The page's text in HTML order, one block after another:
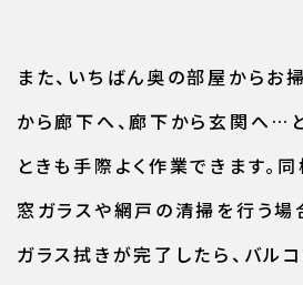
また、いちばん奥の部屋からお
から廊下へ、廊下から玄関へ…
ときも手際よく作業できます。
窓ガラスや網戸の清掃を行う場
ガラス拭きが完了したら、バル